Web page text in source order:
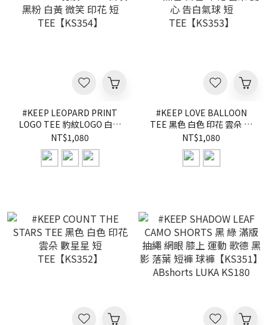
#KEEP LEOPARD PRINT
LOGO TEE 豹紋LOGO 白灰
黑粉 白黃 微笑 印花 短
TEE【KS354】
NT$1,080
#KEEP LOVE BALLOON
TEE 黑色 白色 印花 雲朵 愛
心 告白氣球 短
TEE【KS353】
NT$1,080